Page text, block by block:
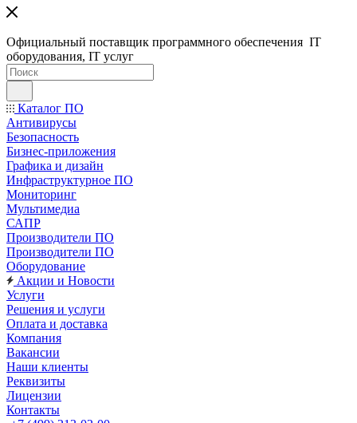
Официальный поставщик программного обеспечения IT
оборудования, IT услуг
Каталог ПО
Антивирусы
Безопасность
Бизнес-приложения
Графика и дизайн
Инфраструктурное ПО
Мониторинг
Мультимедиа
САПР
Производители ПО
Производители ПО
Оборудование
Акции и Новости
Услуги
Решения и услуги
Оплата и доставка
Компания
Вакансии
Наши клиенты
Реквизиты
Лицензии
Контакты